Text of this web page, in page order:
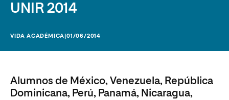
UNIR 2014
VIDA ACADÉMICA |01/06/2014
Alumnos de México, Venezuela, República
Dominicana, Perú, Panamá, Nicaragua,